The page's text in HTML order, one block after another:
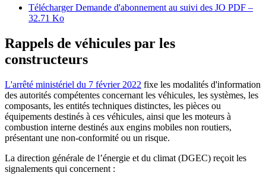
Télécharger Demande d'abonnement au suivi des JO PDF –
32.71 Ko
Rappels de véhicules par les
constructeurs
L'arrêté ministériel du 7 février 2022 fixe les modalités d'information
des autorités compétentes concernant les véhicules, les systèmes, les
composants, les entités techniques distinctes, les pièces ou
équipements destinés à ces véhicules, ainsi que les moteurs à
combustion interne destinés aux engins mobiles non routiers,
présentant une non-conformité ou un risque.
La direction générale de l’énergie et du climat (DGEC) reçoit les
signalements qui concernent :